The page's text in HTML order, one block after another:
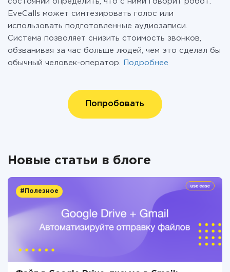
EveCalls может синтезировать голос или
использовать подготовленные аудиозаписи.
Система позволяет снизить стоимость звонков,
обзванивая за час больше людей, чем это сделал бы
обычный человек-оператор.
Подробнее
Попробовать
Новые статьи в блоге
#Полезное